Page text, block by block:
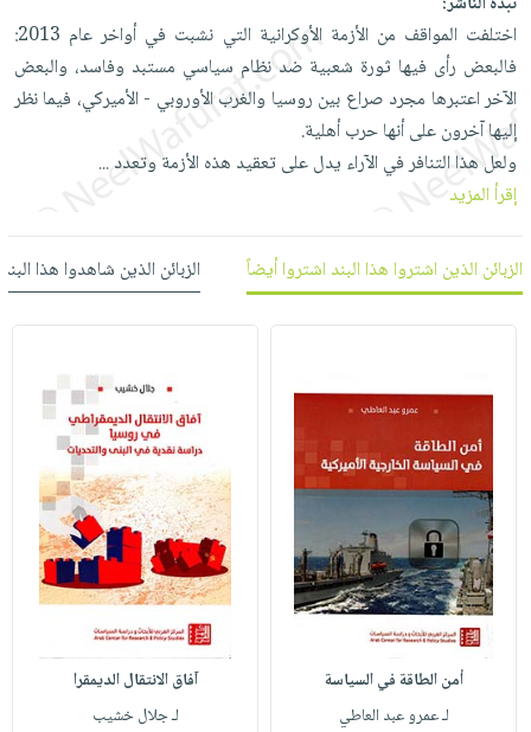
العناية
بالأسنان
الحمية
والتغذية
أدوات
المائدة
الأوعية
والتخزين
أدوات
المطبخ
الأكثر
مبيعاً
العودة
للمدارس
اكسسوارات
كتب
اكسسوارات
ملابس
حقائب
حلي
عناية
بالذات
صابون
أطفال
مناسبات
شحن
مجاني
بنود
مختارة
اشتراكات
كل
صندوق
القراءة
iKitab
حدود
بحث
نيل
الشركة
سياسة
الشركة
فيديوهات
أسئلة
يتكرر
طرحها
خدمات
لائحة
الأمنيات
عربة
التسوق
نشرة
الإصدارات
اختلفت المواقف من الأزمة الأوكرانية التي نشبت في أواخر عام 2013:
فالبعض رأى فيها ثورة شعبية ضد نظام سياسي مستبد وفاسد، والبعض
الآخر اعتبرها مجرد صراع بين روسيا والغرب الأوروبي - الأميركي، فيما نظر
إليها آخرون على أنها حرب أهلية.
ولعل هذا التنافر في الآراء يدل على تعقيد هذه الأزمة وتعدد...
إقرأ المزيد
الزبائن الذين اشتروا هذا البند اشتروا أيضاً الزبائن الذين شاهدوا هذا
أمن الطاقة في السياسة
لـ عمرو عبد العاطي
آفاق الانتقال الديمقرا
لـ جلال خشيب